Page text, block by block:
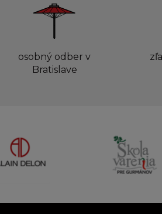
osobný odber v
Bratislave